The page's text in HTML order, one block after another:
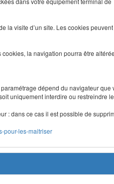
la visite d’un site. Les cookies
la navigation pourra être
dépend du navigateur que
uniquement interdire ou restreindre
: dans ce cas il est possible de
pour-les-maitriser